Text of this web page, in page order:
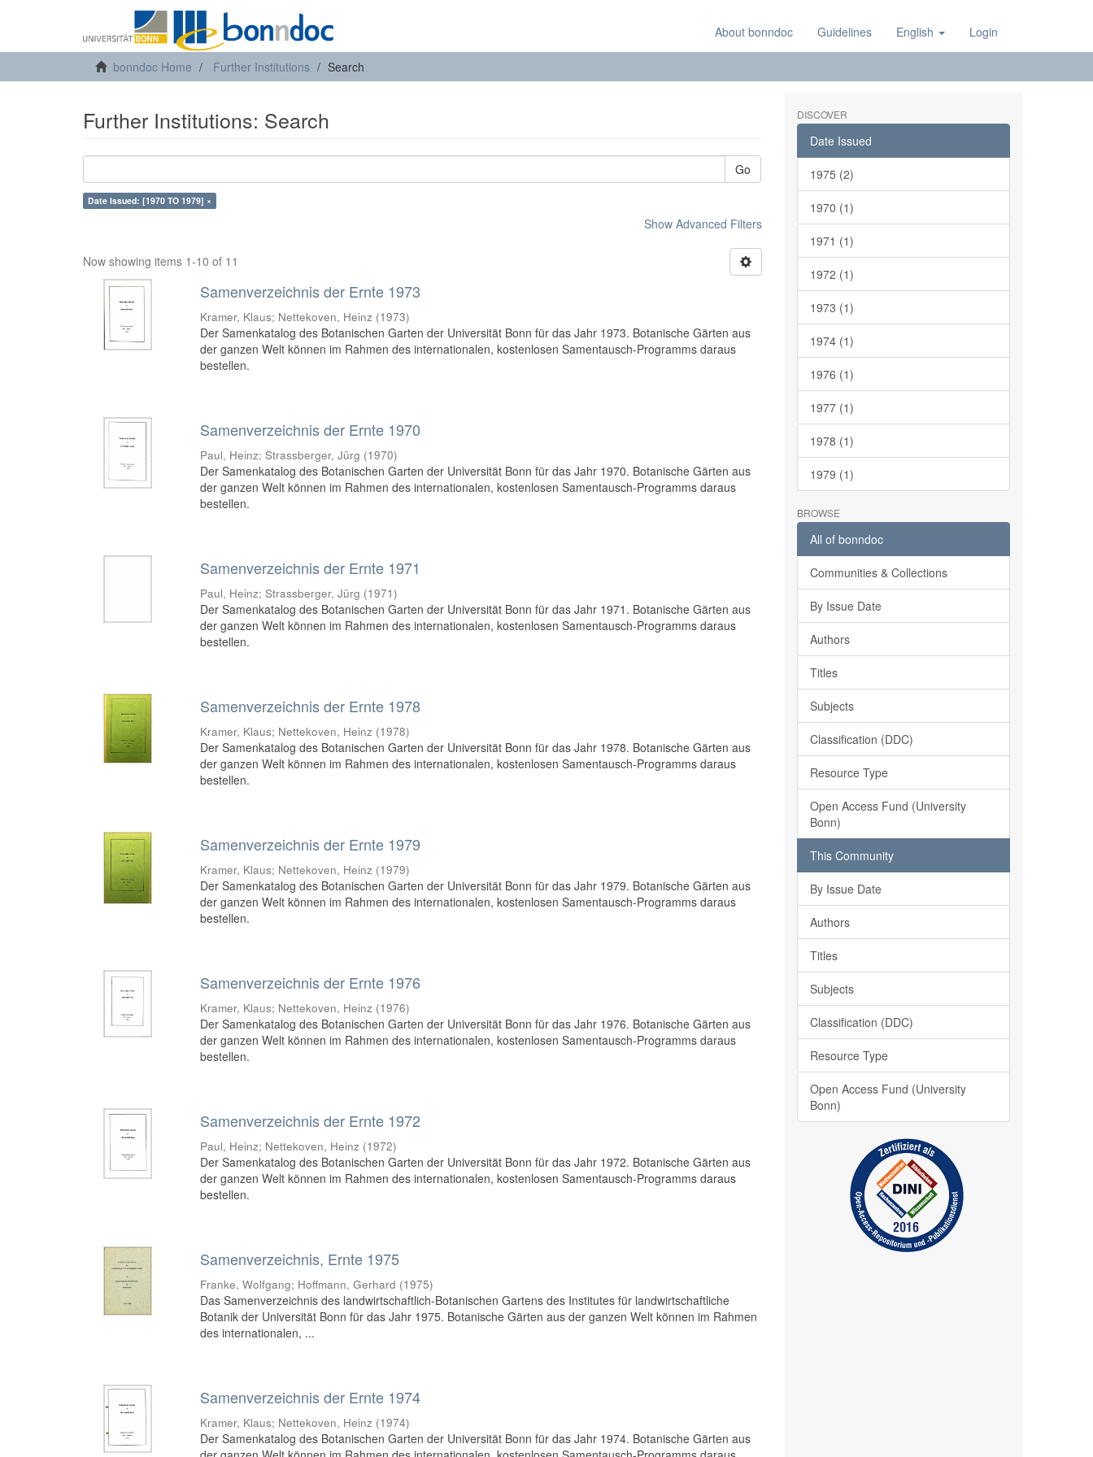
About bonndoc Guidelines English Login
bonndoc Home Further Institutions Search
Further Institutions: Search
Go
Date Issued: [1970 TO 1979] ×
Show Advanced Filters
Now showing items 1-10 of 11
Samenverzeichnis der Ernte 1973
Kramer, Klaus; Nettekoven, Heinz (1973)
Der Samenkatalog des Botanischen Garten der Universität Bonn für das Jahr 1973. Botanische Gärten aus
der ganzen Welt können im Rahmen des internationalen, kostenlosen Samentausch-Programms daraus
bestellen.
Samenverzeichnis der Ernte 1970
Paul, Heinz;Strassberger, Jürg (1970)
Der Samenkatalog des Botanischen Garten der Universität Bonn für das Jahr 1970. Botanische Gärten aus
der ganzen Welt können im Rahmen des internationalen, kostenlosen Samentausch-Programms daraus
bestellen.
Samenverzeichnis der Ernte 1971
Paul, Heinz;Strassberger, Jürg (1971)
Der Samenkatalog des Botanischen Garten der Universität Bonn für das Jahr 1971. Botanische Gärten aus
der ganzen Welt können im Rahmen des internationalen, kostenlosen Samentausch-Programms daraus
bestellen.
Samenverzeichnis der Ernte 1978
Kramer, Klaus; Nettekoven, Heinz (1978)
Der Samenkatalog des Botanischen Garten der Universität Bonn für das Jahr 1978. Botanische Gärten aus
der ganzen Welt können im Rahmen des internationalen, kostenlosen Samentausch-Programms daraus
bestellen.
Samenverzeichnis der Ernte 1979
Kramer, Klaus; Nettekoven, Heinz (1979)
Der Samenkatalog des Botanischen Garten der Universität Bonn für das Jahr 1979. Botanische Gärten aus
der ganzen Welt können im Rahmen des internationalen, kostenlosen Samentausch-Programms daraus
bestellen.
Samenverzeichnis der Ernte 1976
Kramer, Klaus; Nettekoven, Heinz (1976)
Der Samenkatalog des Botanischen Garten der Universität Bonn für das Jahr 1976. Botanische Gärten aus
der ganzen Welt können im Rahmen des internationalen, kostenlosen Samentausch-Programms daraus
bestellen.
Samenverzeichnis der Ernte 1972
Paul, Heinz; Nettekoven, Heinz (1972)
Der Samenkatalog des Botanischen Garten der Universität Bonn für das Jahr 1972. Botanische Gärten aus
der ganzen Welt können im Rahmen des internationalen, kostenlosen Samentausch-Programms daraus
bestellen.
Samenverzeichnis, Ernte 1975
Franke, Wolfgang; Hoffmann, Gerhard (1975)
Das Samenverzeichnis des landwirtschaftlich-Botanischen Gartens des Institutes für landwirtschaftliche
Botanik der Universität Bonn für das Jahr 1975. Botanische Gärten aus der ganzen Welt können im Rahmen
des internationalen, ...
Samenverzeichnis der Ernte 1974
Kramer, Klaus; Nettekoven, Heinz (1974)
Der Samenkatalog des Botanischen Garten der Universität Bonn für das Jahr 1974. Botanische Gärten aus
DISCOVER
Date Issued
1975 (2)
1970 (1)
1971 (1)
1972 (1)
1973 (1)
1974 (1)
1976 (1)
1977 (1)
1978 (1)
1979 (1)
BROWSE
All of bonndoc
Communities & Collections
By Issue Date
Authors
Titles
Subjects
Classification (DDC)
Resource Type
Open Access Fund (University
Bonn)
This Community
By Issue Date
Authors
Titles
Subjects
Classification (DDC)
Resource Type
Open Access Fund (University
Bonn)